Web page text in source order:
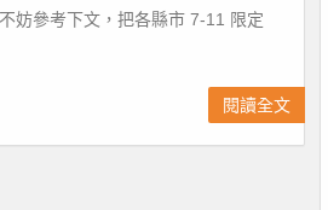
妨參考下文，把各縣市 7-11 限定
閱讀全文